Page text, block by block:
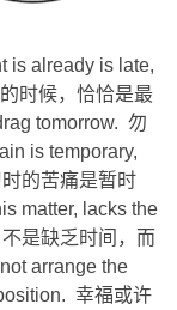
is already is late,
时候，恰恰是最
tomorrow. 勿
is temporary,
的苦痛是暂时
matter, lacks the
是缺乏时间，而
arrange the
幸福或许